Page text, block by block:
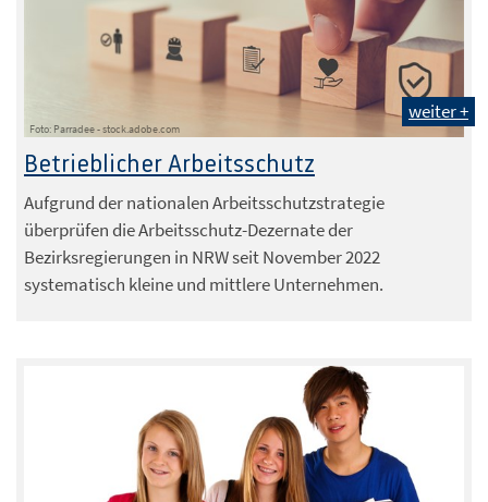
Foto: Parradee - stock.adobe.com
weiter +
Betrieblicher Arbeitsschutz
Aufgrund der nationalen Arbeitsschutzstrategie
überprüfen die Arbeitsschutz-Dezernate der
Bezirksregierungen in NRW seit November 2022
systematisch kleine und mittlere Unternehmen.